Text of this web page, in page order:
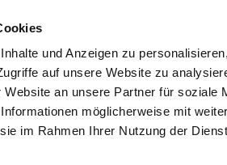
und Anzeigen zu
auf unsere Website zu
an unsere Partner für soziale
möglicherweise mit
im Rahmen Ihrer Nutzung der
Ordensgemeinschaften in